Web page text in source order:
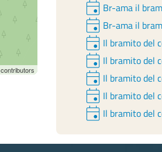
contributors
event Br-ama il
event Br-ama il
event Il bramito del
event Il bramito del
event Il bramito del
event Il bramito del
event Il bramito del